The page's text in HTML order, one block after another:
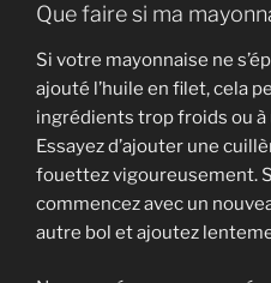
Que faire si ma
Si votre mayonnaise ne
ajouté l’huile en filet, cela
ingrédients trop froids ou à
Essayez d’ajouter une
fouettez vigoureusement.
commencez avec un
autre bol et ajoutez